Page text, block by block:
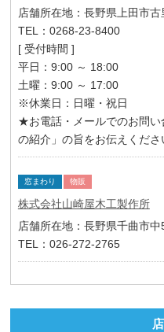
店舗所在地：長野県上田市
TEL：0268-23-8400
[ 受付時間 ]
平日：9:00 ～ 18:00
土曜：9:00 ～ 17:00
※休業日：日曜・祝日
★お電話・メールでのお問い
の紹介」の旨をお伝えくださ
窓まわり 物販
株式会社山崎屋木工製作所
店舗所在地：長野県千曲市中
TEL：026-272-2765